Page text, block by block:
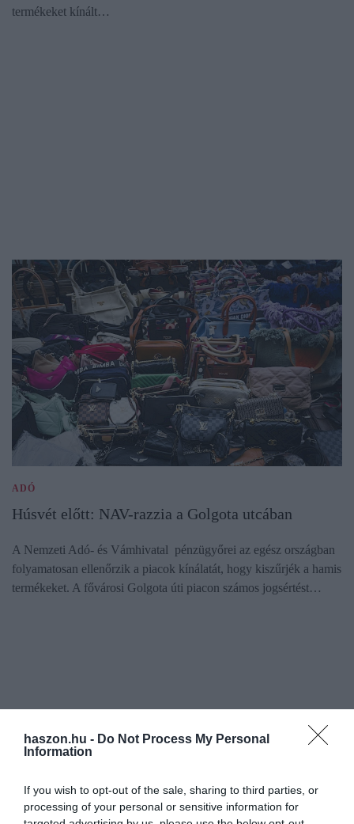
haszon.hu - Do Not Process My Personal
Information
If you wish to opt-out of the sale, sharing to third parties, or
processing of your personal or sensitive information for
termékeket kínált…
ADÓ
Húsvét előtt: NAV-razzia a Golgota utcában
A Nemzeti Adó- és Vámhivatal pénzügyőrei az egész országban
folyamatosan ellenőrzik a piacok kínálatát, hogy kiszűrjék a hamis
termékeket. A fővárosi Golgota úti piacon számos jogsértést…